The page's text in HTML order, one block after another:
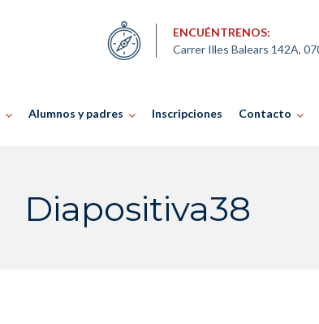
ENCUÉNTRENOS:
Carrer Illes Balears 142A,
Alumnos y padres Inscripciones Contacto
Diapositiva38